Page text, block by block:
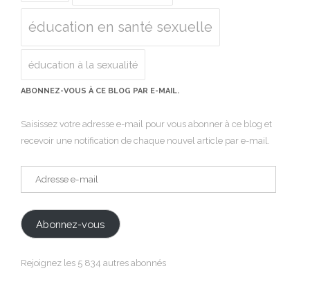
éducation en santé sexuelle
éducation à la sexualité
ABONNEZ-VOUS À CE BLOG PAR E-MAIL.
Saisissez votre adresse e-mail pour vous abonner à ce blog et
recevoir une notification de chaque nouvel article par e-mail.
Abonnez-vous
Rejoignez les 5 834 autres abonnés